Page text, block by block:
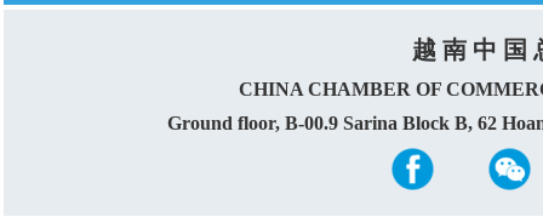
越 南 中 国
CHINA CHAMBER OF
Ground floor, B-00.9 Sarina Block B, 62